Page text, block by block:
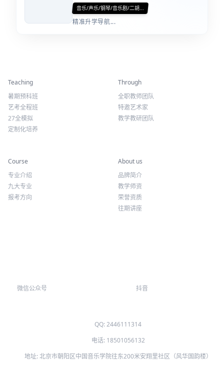
音乐/声乐/钢琴/音乐剧/二胡...
精准升学导航...
Teaching
暑期预科班
艺考全程班
27全模拟
定制化培养
Through
全职教师团队
特邀艺术家
教学教研团队
Course
专业介绍
九大专业
报考方向
About us
品牌简介
教学师资
荣誉资质
往期讲座
微信公众号 抖音
QQ: 2446111314
电话: 18501056132
地址: 北京市朝阳区中国音乐学院往东200米安翔里社区（风华国韵楼）